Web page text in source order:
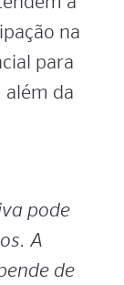
na
para
além da
pode
A
de